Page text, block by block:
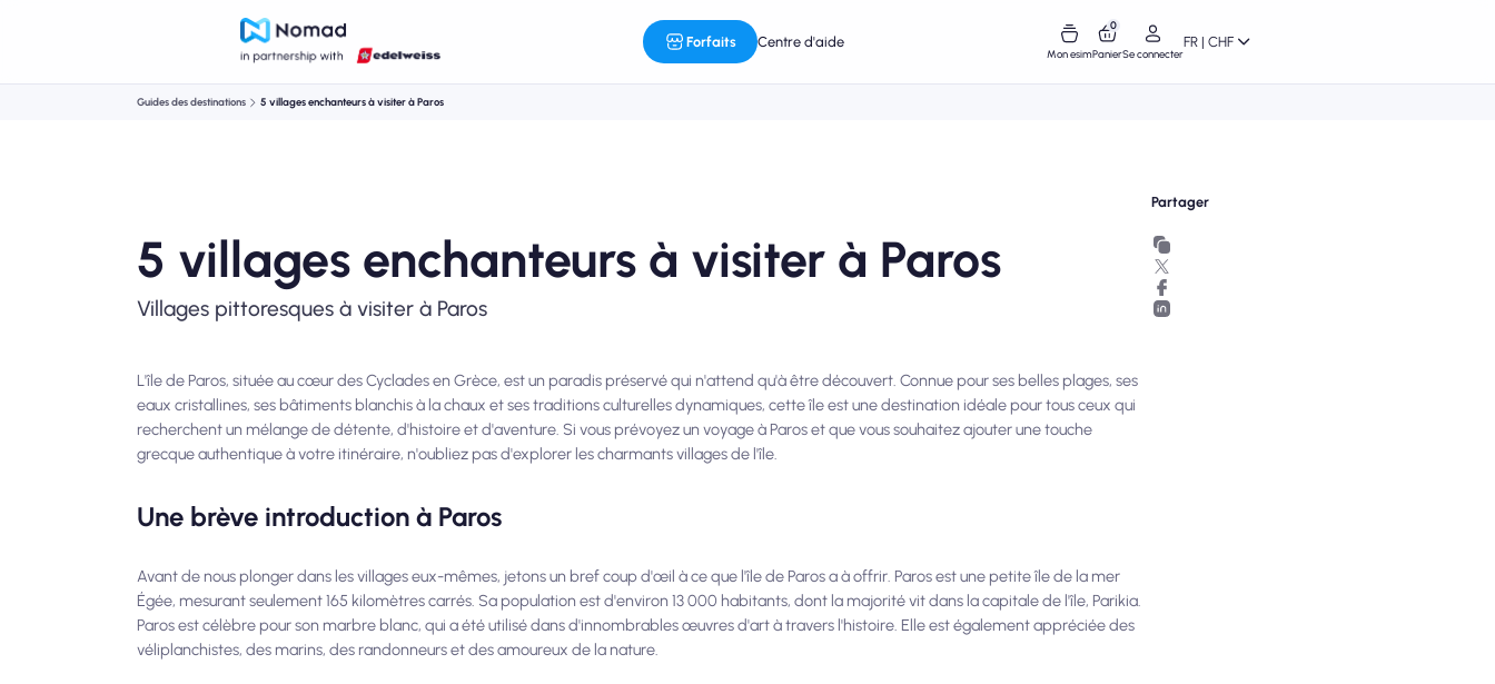
Forfaits Centre d'aide
Mon esim
0
PanierSe connecter
FR | CHF
Guides des destinations 5 villages enchanteurs à visiter à Paros
5 villages enchanteurs à visiter à Paros
Villages pittoresques à visiter à Paros
L'île de Paros, située au cœur des Cyclades en Grèce, est un paradis préservé qui n'attend qu'à être découvert. Connue pour ses belles plages, ses
eaux cristallines, ses bâtiments blanchis à la chaux et ses traditions culturelles dynamiques, cette île est une destination idéale pour tous ceux qui
recherchent un mélange de détente, d'histoire et d'aventure. Si vous prévoyez un voyage à Paros et que vous souhaitez ajouter une touche
grecque authentique à votre itinéraire, n'oubliez pas d'explorer les charmants villages de l'île.
Une brève introduction à Paros
Avant de nous plonger dans les villages eux-mêmes, jetons un bref coup d'œil à ce que l'île de Paros a à offrir. Paros est une petite île de la mer
Égée, mesurant seulement 165 kilomètres carrés. Sa population est d'environ 13 000 habitants, dont la majorité vit dans la capitale de l'île, Parikia.
Paros est célèbre pour son marbre blanc, qui a été utilisé dans d'innombrables œuvres d'art à travers l'histoire. Elle est également appréciée des
véliplanchistes, des marins, des randonneurs et des amoureux de la nature.
Partager